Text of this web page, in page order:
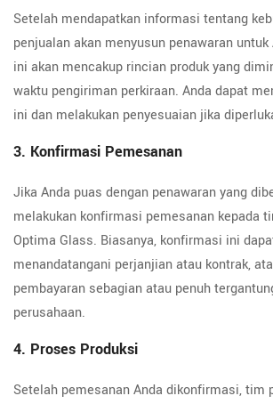
Setelah mendapatkan informasi tentang
penjualan akan menyusun penawaran untuk
ini akan mencakup rincian produk yang
waktu pengiriman perkiraan. Anda dapat
ini dan melakukan penyesuaian jika
3. Konfirmasi Pemesanan
Jika Anda puas dengan penawaran yang
melakukan konfirmasi pemesanan kepada
Optima Glass. Biasanya, konfirmasi ini
menandatangani perjanjian atau kontrak,
pembayaran sebagian atau penuh
perusahaan.
4. Proses Produksi
Setelah pemesanan Anda dikonfirmasi, tim